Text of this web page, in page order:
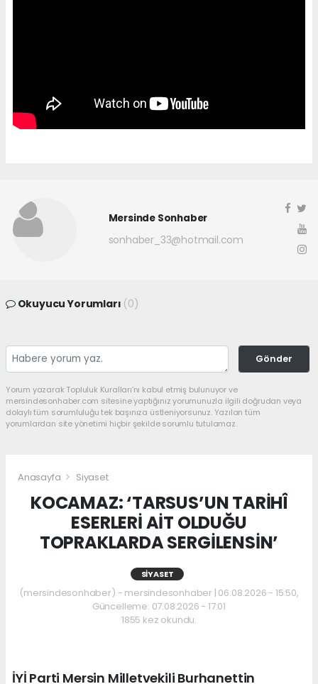
Mersinde Sonhaber
sonhaber_33@hotmail.com
Okuyucu Yorumları (0)
Gönder
Yorum yazarak Topluluk Kuralları’nı kabul etmiş bulunuyor ve
mersindesonhaber.com sitesine yaptığınız yorumunuzla ilgili doğrudan veya
dolaylı tüm sorumluluğu tek başınıza üstleniyorsunuz. Yazılan tüm
yorumlardan site yönetimi hiçbir şekilde sorumlu tutulamaz.
Anasayfa Siyaset
KOCAMAZ: ‘TARSUS’UN TARİHÎ
ESERLERİ AİT OLDUĞU
TOPRAKLARDA SERGİLENSİN’
SIYASET
(mersindesonhaber) - mersindesonhaber | 06.08.2026 - 15:50,
Güncelleme: 07.08.2026 - 17:01
1855 kez okundu.
İYİ Parti Mersin Milletvekili Burhanettin